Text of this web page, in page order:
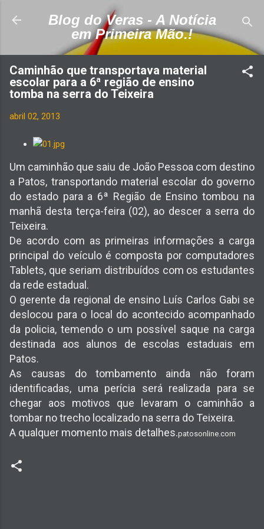
Pular para o conteúdo principal
Blog do Veras - A Notícia
em Primeira Mão.!
Caminhão que transportava material
escolar para a 6ª região de ensino
tomba na serra do Teixeira
abril 02, 2013
Um caminhão que saiu de João Pessoa com destino
a Patos, transportando material escolar do governo
do estado para a 6ª Região de Ensino tombou na
manhã desta terça-feira (02), ao descer a serra do
Teixeira.
De acordo com as primeiras informações a carga
principal do veículo é composta por computadores
Tablets, que seriam distribuídos com os estudantes
da rede estadual.
O gerente da regional de ensino Luís Carlos Gabi se
deslocou para o local do acontecido acompanhado
da policia, temendo o um possível saque na carga
destinada aos alunos de escolas estaduais em
Patos.
As causas do tombamento ainda não foram
identificadas, uma perícia será realizada para se
chegar aos motivos que levaram o caminhão a
tombar no trecho localizado na serra do Teixeira.
A qualquer momento mais detalhes.patosonline.com